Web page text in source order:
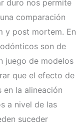
duro nos permite
comparación
y post mortem. En
son de
juego de modelos
que el efecto de
la alineación
a nivel de las
suceder